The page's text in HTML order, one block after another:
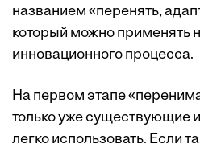
названием «перенять,
который можно применять
инновационного процесса.
На первом этапе
только уже существующие
легко использовать. Если